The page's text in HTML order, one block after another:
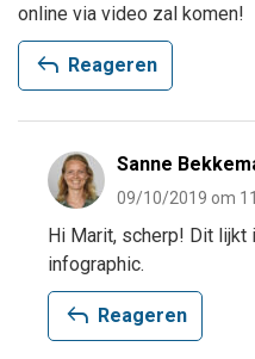
online via video zal komen!
reply Reageren
Sanne
09/10/2019 om
Hi Marit, scherp! Dit lijkt
infographic.
reply Reageren